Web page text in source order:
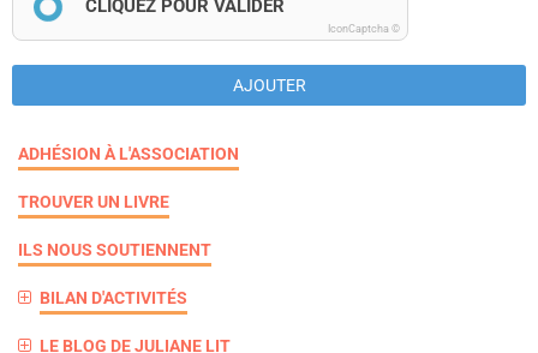
CLIQUEZ POUR VALIDER
IconCaptcha ©
AJOUTER
ADHÉSION À L'ASSOCIATION
TROUVER UN LIVRE
ILS NOUS SOUTIENNENT
BILAN D'ACTIVITÉS
LE BLOG DE JULIANE LIT